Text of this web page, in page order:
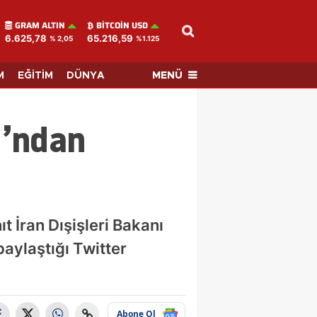
GRAM ALTIN
6.625,78 % 2,05
BITCOIN USD
65.216,59 %1.125
EĞİTİM DÜNYA MENÜ
İran Dışişleri Bakanı
Twitter
Abone Ol